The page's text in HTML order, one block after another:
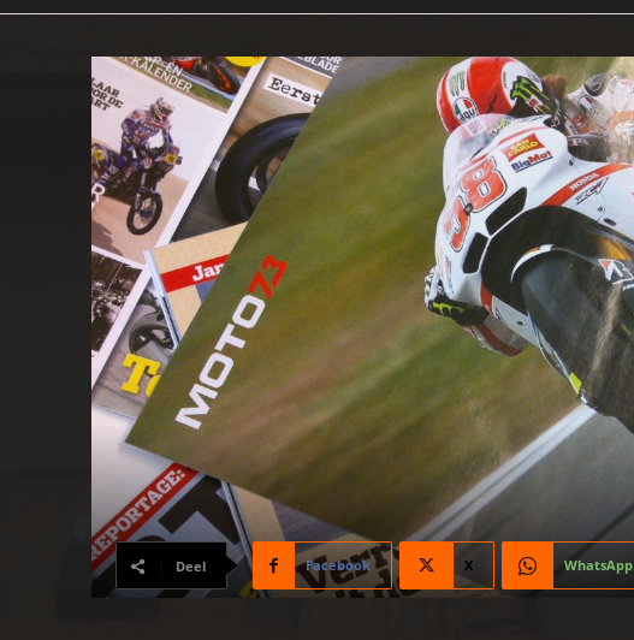
Deel Facebook X WhatsApp